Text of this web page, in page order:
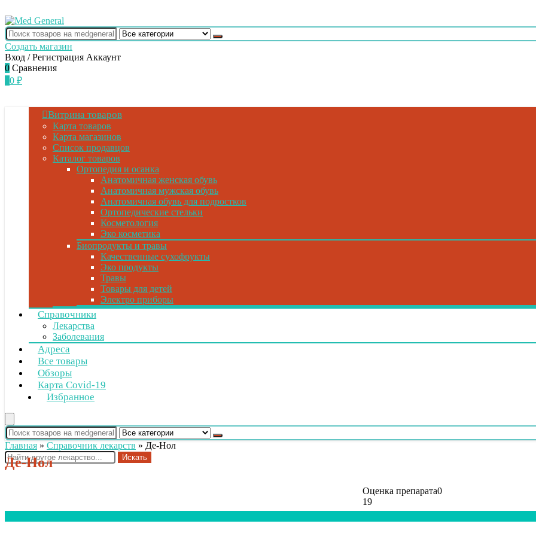
Создать магазин
Вход / Регистрация Аккаунт
0 Сравнения
0 ₽
Витрина товаров
Карта товаров
Карта магазинов
Список продавцов
Каталог товаров
Ортопедия и осанка
Анатомичная женская обувь
Анатомичная мужская обувь
Анатомичная обувь для подростков
Ортопедические стельки
Косметология
Эко косметика
Биопродукты и травы
Качественные сухофрукты
Эко продукты
Травы
Товары для детей
Электро приборы
Справочники
Лекарства
Заболевания
Адреса
Все товары
Обзоры
Карта Covid-19
Избранное
Главная » Справочник лекарств » Де-Нол
Искать
Де-Нол
Оценка препарата0
19